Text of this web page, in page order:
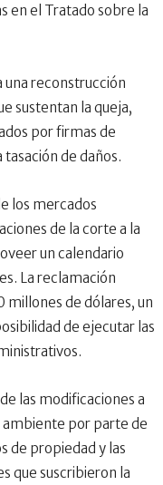
en el Tratado sobre la
reconstrucción
sustentan la queja,
por firmas de
de daños.
los mercados
de la corte a la
un calendario
La reclamación
millones de dólares, un
de ejecutar las
las modificaciones a
ambiente por parte de
de propiedad y las
que suscribieron la